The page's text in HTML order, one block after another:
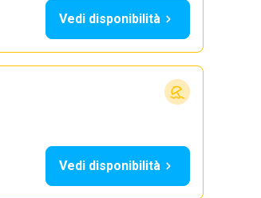
Vedi disponibilità
Vedi disponibilità